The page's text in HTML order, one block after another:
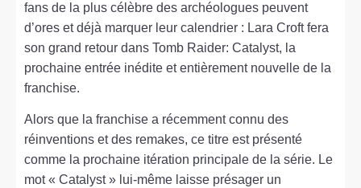
fans de la plus célèbre des archéologues peuvent
d’ores et déjà marquer leur calendrier : Lara Croft fera
son grand retour dans Tomb Raider: Catalyst, la
prochaine entrée inédite et entièrement nouvelle de la
franchise.
Alors que la franchise a récemment connu des
réinventions et des remakes, ce titre est présenté
comme la prochaine itération principale de la série. Le
mot « Catalyst » lui-même laisse présager un